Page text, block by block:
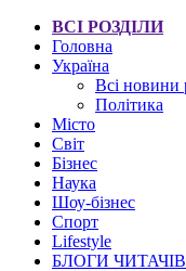
ВСІ РОЗДІЛИ
Головна
Україна
Всі новини
Політика
Місто
Світ
Бізнес
Наука
Шоу-бізнес
Спорт
Lifestyle
БЛОГИ ЧИТАЧІВ